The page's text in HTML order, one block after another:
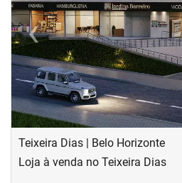
‹Previous
Teixeira Dias | Belo Horizonte
Loja à venda no Teixeira Dias